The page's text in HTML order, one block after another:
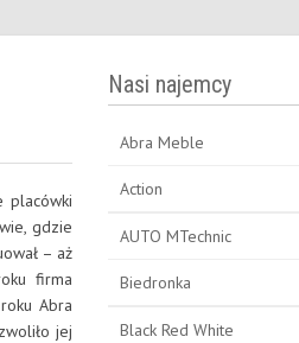
placówki
gdzie
– aż
firma
Abra
jej
Nasi najemcy
Abra Meble
Action
AUTO MTechnic
Biedronka
Black Red White